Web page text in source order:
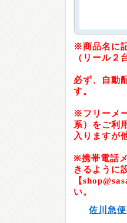
※商品名に
（リール２
必ず、自動
す。
※フリーメ
系）をご利
入りますが
※携帯電話
きるように
【
い。
佐川急